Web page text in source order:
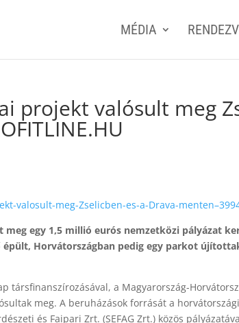
MÉDIA
projekt valósult meg
valosult-meg-Zselicben-es-a-Drava-
egy 1,5 millió eurós nemzetközi pályázat
épült, Horvátországban pedig egy parkot
társfinanszírozásával, a Magyarország-
meg. A beruházások forrását a
és Faipari Zrt. (SEFAG Zrt.) közös